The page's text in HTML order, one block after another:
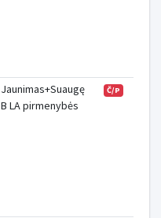
Jaunimas+Suaugę
B LA pirmenybės
Č/P